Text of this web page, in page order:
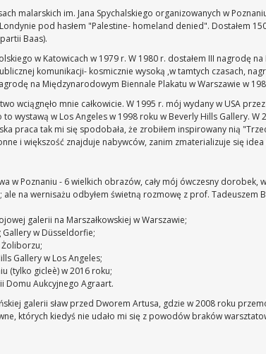
malarskich im. Jana Spychalskiego organizowanych w
pod hasłem "Palestine- homeland denied". Dostałem
Baas).
w Katowicach w 1979 r. W 1980 r. dostałem III nagrodę
komunikacji- kosmicznie wysoką ,w tamtych czasach,
na Międzynarodowym Biennale Plakatu w Warszawie w
wciągnęło mnie całkowicie. W 1995 r. mój wydany w USA
wystawą w Los Angeles w 1998 roku w Beverly Hills Gallery.
praca tak mi się spodobała, że zrobiłem inspirowany nią
i większość znajduje nabywców, zanim zmaterializuje się
w Poznaniu - 6 wielkich obrazów, cały mój ówczesny dorobek,
na wernisażu odbyłem świetną rozmowę z prof.
galerii na Marszałkowskiej w Warszawie;
w Düsseldorfie;
Gallery w Los Angeles;
(tylko gicleè) w 2016 roku;
Domu Aukcyjnego Agraart.
galerii sław przed Dworem Artusa, gdzie w 2008 roku
których kiedyś nie udało mi się z powodów braków